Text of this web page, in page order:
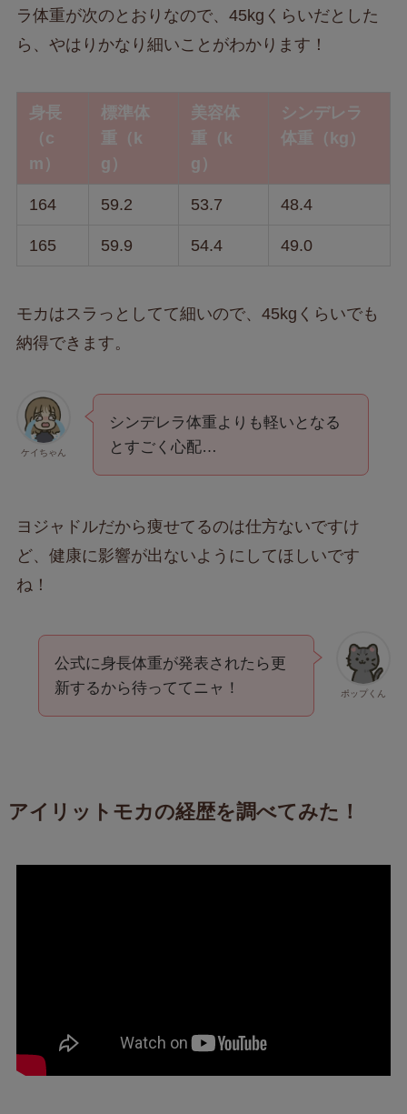
ラ体重が次のとおりなので、45kgくらいだとした
ら、やはりかなり細いことがわかります！
身長
（c
m）
標準体
重（k
g）
美容体
重（k
g）
シンデレラ
体重（kg）
164 59.2 53.7 48.4
165 59.9 54.4 49.0
モカはスラっとしてて細いので、45kgくらいでも
納得できます。
ケイちゃん
シンデレラ体重よりも軽いとなる
とすごく心配…
ヨジャドルだから痩せてるのは仕方ないですけ
ど、健康に影響が出ないようにしてほしいです
ね！
ポップくん
公式に身長体重が発表されたら更
新するから待っててニャ！
アイリットモカの経歴を調べてみた！